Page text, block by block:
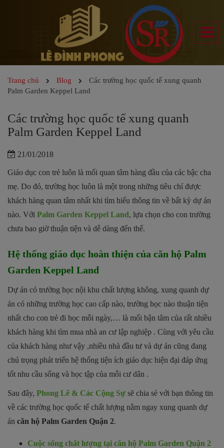
Trang chủ Blog
Các trường học quốc tế xung quanh
Palm Garden Keppel Land
Các trường học quốc tế xung quanh
Palm Garden Keppel Land
21/01/2018
Giáo dục con trẻ luôn là mối quan tâm hàng đầu của các bậc cha
mẹ. Do đó, trường học luôn là một trong những tiêu chí được
khách hàng quan tâm nhất khi tìm hiểu thông tin về bất kỳ dự án
nào. Với Palm Garden Keppel Land, lựa chọn cho con trường
chưa bao giờ thuận tiện và dễ dàng đến thế.
Hệ thống giáo dục hoàn thiện của căn hộ Palm
Garden Keppel Land
Dự án có trường học nội khu chất lượng không, xung quanh dự
án có những trường học cao cấp nào, trường học nào thuận tiện
nhất cho con trẻ đi học mỗi ngày,… là mối bận tâm của rất nhiều
khách hàng khi tìm mua nhà an cư lập nghiệp . Cùng với yêu cầu
của khách hàng như vậy ,nhiều nhà đầu tư và dự án cũng đang
chú trọng phát triển hệ thống tiện ích giáo dục hiện đại đáp ứng
tốt nhu cầu sống và học tập của mỗi cư dân .
Sau đây, Phong Lê & Các Cộng Sự sẽ chia sẻ với bạn thông tin
về các trường học quốc tế chất lượng nằm ngay xung quanh dự
án căn hộ Palm Garden Quận 2.
Cuộc sống chất lượng tại căn hộ Palm Garden Quận 2